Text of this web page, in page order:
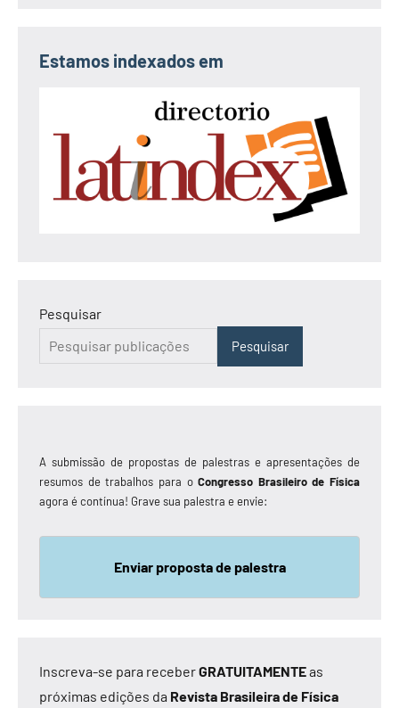
Estamos indexados em
Pesquisar
Pesquisar
A submissão de propostas de palestras e apresentações de
resumos de trabalhos para oCongresso Brasileiro de Física
agora é contínua! Grave sua palestra e envie:
Enviar proposta de palestra
Inscreva-se para receberGRATUITAMENTEas
próximas edições da Revista Brasileira de Física